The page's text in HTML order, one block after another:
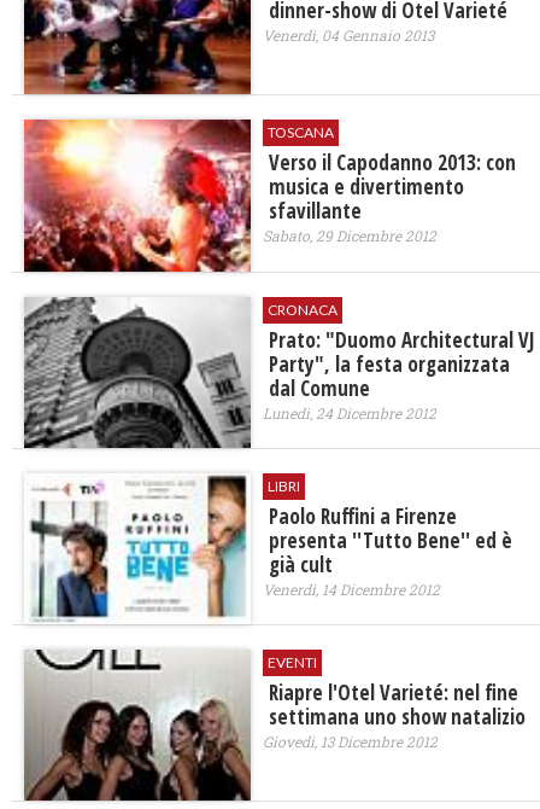
dinner-show di Otel Varieté
Venerdì, 04 Gennaio 2013
TOSCANA
Verso il Capodanno 2013: con
musica e divertimento
sfavillante
Sabato, 29 Dicembre 2012
CRONACA
Prato: "Duomo Architectural VJ
Party", la festa organizzata
dal Comune
Lunedì, 24 Dicembre 2012
LIBRI
Paolo Ruffini a Firenze
presenta ''Tutto Bene'' ed è
già cult
Venerdì, 14 Dicembre 2012
EVENTI
Riapre l'Otel Varieté: nel fine
settimana uno show natalizio
Giovedì, 13 Dicembre 2012